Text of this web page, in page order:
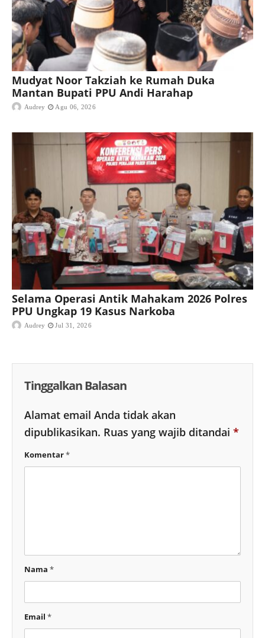
Mudyat Noor Takziah ke Rumah Duka
Mantan Bupati PPU Andi Harahap
Audrey Agu 06, 2026
Selama Operasi Antik Mahakam 2026 Polres
PPU Ungkap 19 Kasus Narkoba
Audrey Jul 31, 2026
Tinggalkan Balasan
Alamat email Anda tidak akan
dipublikasikan. Ruas yang wajib ditandai *
Komentar*
Nama *
Email *